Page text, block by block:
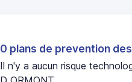
0 plans de prevention
Il n'y a aucun risque